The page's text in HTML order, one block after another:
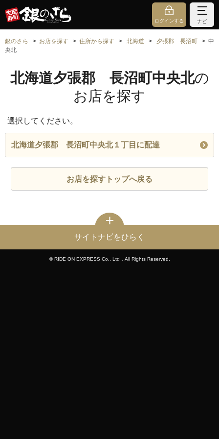
ログインする ナビ
銀のさら お店を探す 住所から探す 北海道 夕張郡 長沼町
中
央北
北海道夕張郡 長沼町中央北の
お店を探す
選択してください。
北海道夕張郡 長沼町中央北１丁目に配達
お店を探すトップへ戻る
サイトナビをひらく
© RIDE ON EXPRESS Co., Ltd．All Rights Reserved.